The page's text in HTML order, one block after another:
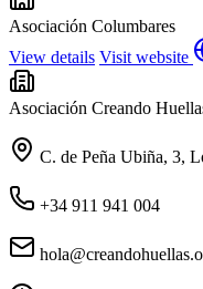
Asociación Columbares
View details Visit website
Asociación Creando
C. de Peña Ubiña, 3,
+34 911 941 004